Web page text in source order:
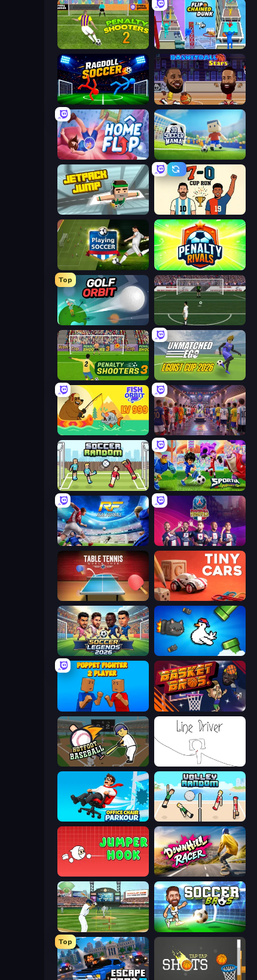
Penalty Shooters 2 Flipped Chain Dunk
Ragdoll Soccer 2 Players Basketball Stars
Home Flip 3D Soccer Mania
Jetpack Jump
Playing Soccer Penalty Rivals
Top
Golf Orbit Bicycle Kick Champ
Penalty Shooters 3
Fish Orbit CG FC 26
Soccer Random Sportia Football Cup
Real Football PSG Soccer Freestyle
Table Tennis World Tour Tiny Cars
Soccer Legends 2026 Honk
Puppet Fighter 2 Player BasketBros
Hotfoot Baseball
Office Chair Parkour Volley Random
Downhill Racer
Baseball Soccer Bros
Top